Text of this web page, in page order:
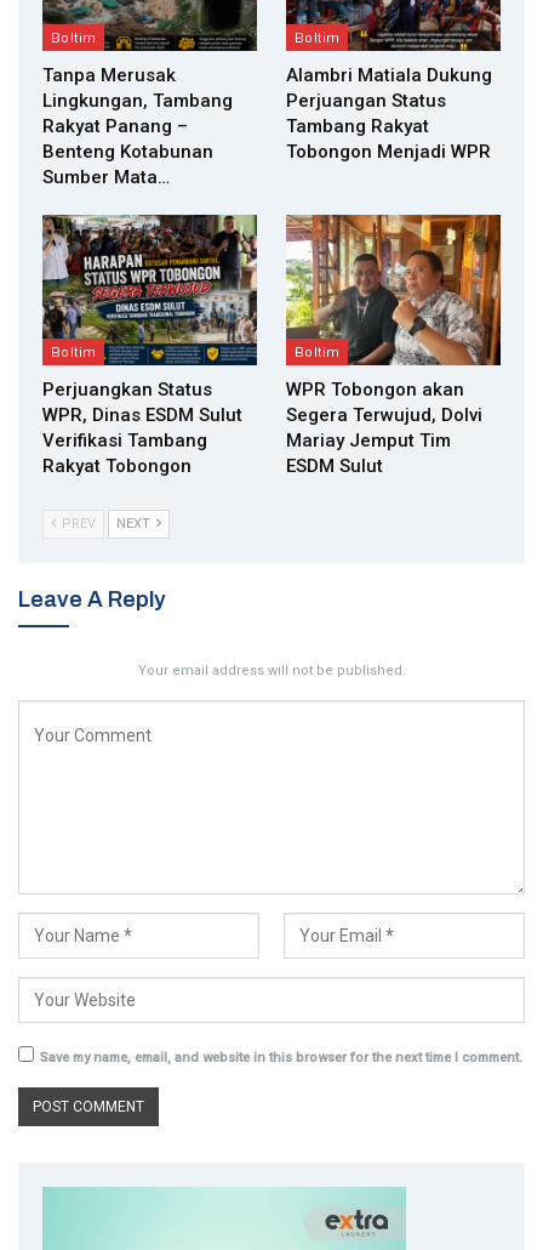
Boltim
Tanpa Merusak
Lingkungan, Tambang
Rakyat Panang –
Benteng Kotabunan
Sumber Mata…
Boltim
Alambri Matiala Dukung
Perjuangan Status
Tambang Rakyat
Tobongon Menjadi WPR
Boltim
Perjuangkan Status
WPR, Dinas ESDM Sulut
Verifikasi Tambang
Rakyat Tobongon
Boltim
WPR Tobongon akan
Segera Terwujud, Dolvi
Mariay Jemput Tim
ESDM Sulut
PREV NEXT
Leave A Reply
Your email address will not be published.
Save my name, email, and website in this browser for the next time I comment.